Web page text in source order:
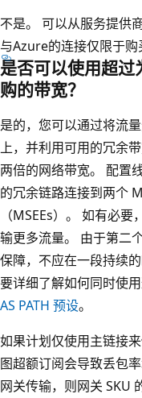
不是。 可以从服务提供
与Azure的连接仅限于购
是否可以使用超
购的带宽？
是的，您可以通过将流
上，并利用可用的冗余
两倍的网络带宽。 配置
的冗余链路连接到两个
（MSEEs）。 如有必
输更多流量。 由于第二
保障，不应在一段持续
要详细了解如何同时使
AS PATH 预设。
如果计划仅使用主链接
图超额订阅会导致丢包
网关传输，则网关 SKU